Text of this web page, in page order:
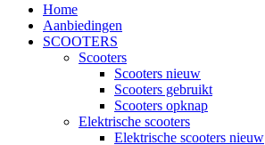
Home
Aanbiedingen
SCOOTERS
Scooters
Scooters nieuw
Scooters gebruikt
Scooters opknap
Elektrische scooters
Elektrische scooters nieuw